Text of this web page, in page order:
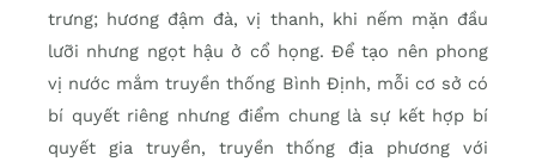
trưng; hương đậm đà, vị thanh, khi nếm mặn đầu
lưỡi nhưng ngọt hậu ở cổ họng. Để tạo nên phong
vị nước mắm truyền thống Bình Định, mỗi cơ sở có
bí quyết riêng nhưng điểm chung là sự kết hợp bí
quyết gia truyền, truyền thống địa phương với